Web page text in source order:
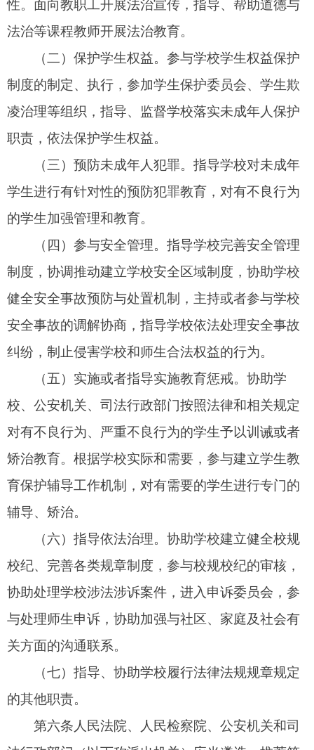
安全事故的调解协商，指导学校依法处理安全事故
纠纷，制止侵害学校和师生合法权益的行为。
（五）实施或者指导实施教育惩戒。协助学
校、公安机关、司法行政部门按照法律和相关规定
矫治教育。根据学校实际和需要，参与建立学生教
育保护辅导工作机制，对有需要的学生进行专门的
辅导、矫治。
（六）指导依法治理。协助学校建立健全校规
校纪、完善各类规章制度，参与校规校纪的审核，
与处理师生申诉，协助加强与社区、家庭及社会有
关方面的沟通联系。
（七）指导、协助学校履行法律法规规章规定
的其他职责。
第六条
人民法院、人民检察院、公安机关和司
合以下条件的在职工作人员担任法治副校长：
（一）政治素质好，品德优秀，作风正派，责
任心强；
（二）有较丰富的法律专业知识与法治实践经
历，从事法治工作三年以上；
学规律和学生的身心特点，关心学生健康成长；
（四）具有较强的语言表达能力、沟通交流能
力和组织协调能力。
符合上述条件，年龄不超过65
周岁的退休人员
也可以经推荐担任一个任期的法治副校长。
副校长聘任计划，会同派出机关综合考虑学校需求
和工作便利，协商确定、统筹安排法治副校长人
选，优先为偏远地区、农村地区学校和城市薄弱学
校配备法治副校长。
第八条 每所学校应当配备至少 1
名法治副校